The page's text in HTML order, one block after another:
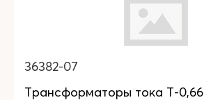
36382-07
Трансформаторы тока Т-0,66